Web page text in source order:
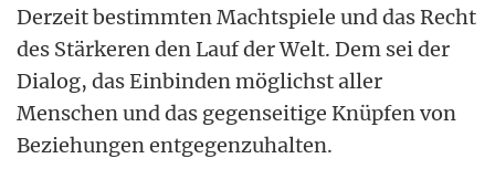
Derzeit bestimmten Machtspiele und das Recht
des Stärkeren den Lauf der Welt. Dem sei der
Dialog, das Einbinden möglichst aller
Menschen und das gegenseitige Knüpfen von
Beziehungen entgegenzuhalten.